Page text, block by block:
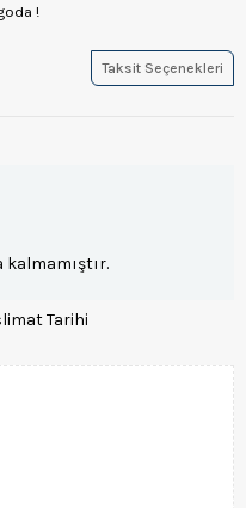
!
Taksit Seçenekleri
kalmamıştır.
Tarihi